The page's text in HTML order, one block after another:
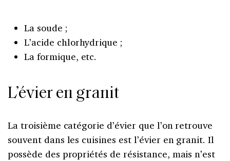
La soude ;
L’acide chlorhydrique ;
La formique, etc.
L’évier en granit
La troisième catégorie d’évier que l’on retrouve
souvent dans les cuisines est l’évier en granit. Il
possède des propriétés de résistance, mais n’est